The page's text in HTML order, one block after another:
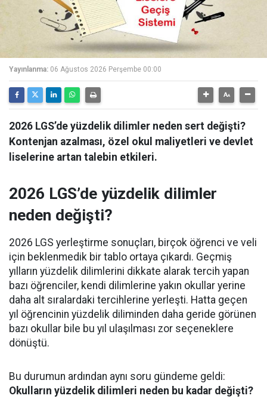
Yayınlanma: 06 Ağustos 2026 Perşembe 00:00
2026 LGS’de yüzdelik dilimler neden sert değişti?
Kontenjan azalması, özel okul maliyetleri ve devlet
liselerine artan talebin etkileri.
2026 LGS’de yüzdelik dilimler
neden değişti?
2026 LGS yerleştirme sonuçları, birçok öğrenci ve veli
için beklenmedik bir tablo ortaya çıkardı. Geçmiş
yılların yüzdelik dilimlerini dikkate alarak tercih yapan
bazı öğrenciler, kendi dilimlerine yakın okullar yerine
daha alt sıralardaki tercihlerine yerleşti. Hatta geçen
yıl öğrencinin yüzdelik diliminden daha geride görünen
bazı okullar bile bu yıl ulaşılması zor seçeneklere
dönüştü.
Bu durumun ardından aynı soru gündeme geldi:
Okulların yüzdelik dilimleri neden bu kadar değişti?